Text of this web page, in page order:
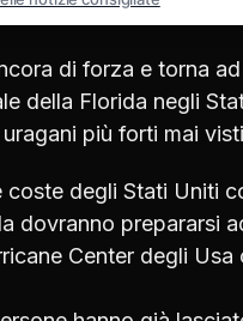
di forza e torna
della Florida negli
più forti mai
coste degli Stati Uniti
dovranno prepararsi
Center degli